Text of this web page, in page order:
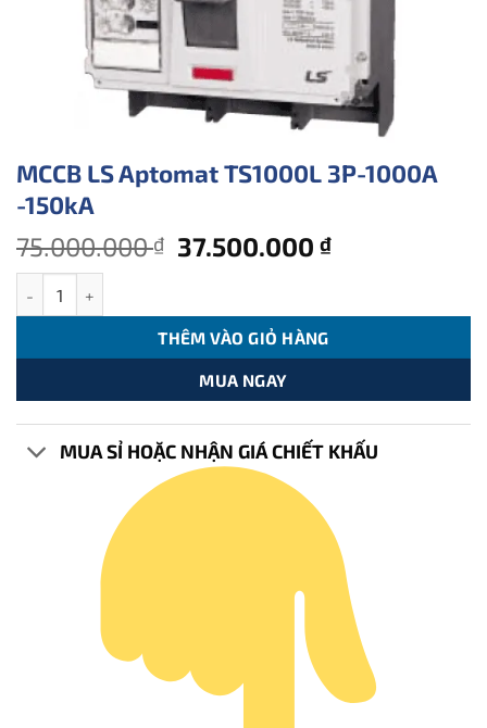
MCCB LS Aptomat TS1000L 3P-1000A
-150kA
75.000.000₫ Giá
75.000.000 ₫.
37.500.000₫Giá
là:
THÊM VÀO GIỎ HÀNG
MUA NGAY
MUA SỈ HOẶC NHẬN GIÁ CHIẾT KHẤU